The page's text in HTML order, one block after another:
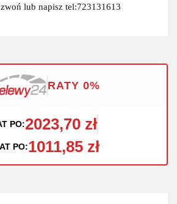
lub napisz tel:723131613
RATY 0%
PO:2023,70 zł
PO:1011,85 zł